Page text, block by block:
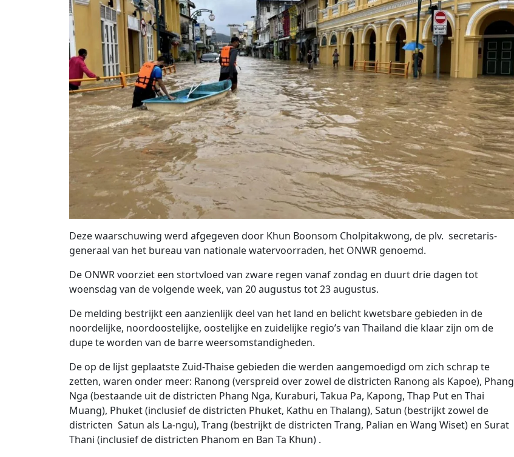
Deze waarschuwing werd afgegeven door Khun Boonsom Cholpitakwong, de plv. secretaris-
generaal van het bureau van nationale watervoorraden, het ONWR genoemd.
De ONWR voorziet een stortvloed van zware regen vanaf zondag en duurt drie dagen tot
woensdag van de volgende week, van 20 augustus tot 23 augustus.
De melding bestrijkt een aanzienlijk deel van het land en belicht kwetsbare gebieden in de
noordelijke, noordoostelijke, oostelijke en zuidelijke regio’s van Thailand die klaar zijn om de
dupe te worden van de barre weersomstandigheden.
De op de lijst geplaatste Zuid-Thaise gebieden die werden aangemoedigd om zich schrap te
zetten, waren onder meer: ​​Ranong (verspreid over zowel de districten Ranong als Kapoe), Phang
Nga (bestaande uit de districten Phang Nga, Kuraburi, Takua Pa, Kapong, Thap Put en Thai
Muang), Phuket (inclusief de districten Phuket, Kathu en Thalang), Satun (bestrijkt zowel de
districten Satun als La-ngu), Trang (bestrijkt de districten Trang, Palian en Wang Wiset) en Surat
Thani (inclusief de districten Phanom en Ban Ta Khun) .